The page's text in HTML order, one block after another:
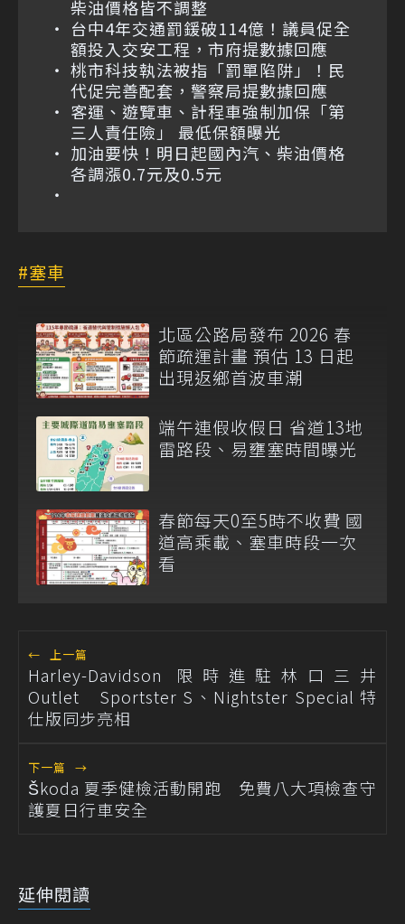
柴油價格皆不調整
台中4年交通罰鍰破114億！議員促全
額投入交安工程，市府提數據回應
桃市科技執法被指「罰單陷阱」！民
代促完善配套，警察局提數據回應
客運、遊覽車、計程車強制加保「第
三人責任險」 最低保額曝光
加油要快！明日起國內汽、柴油價格
各調漲0.7元及0.5元
塞車
北區公路局發布 2026 春
節疏運計畫 預估 13 日起
出現返鄉首波車潮
端午連假收假日 省道13地
雷路段、易壅塞時間曝光
春節每天0至5時不收費 國
道高乘載、塞車時段一次
看
← 上一篇
Harley-Davidson 限時進駐林口三井
Outlet Sportster S、Nightster Special 特
仕版同步亮相
下一篇 →
Škoda 夏季健檢活動開跑 免費八大項檢查守
護夏日行車安全
延伸閱讀